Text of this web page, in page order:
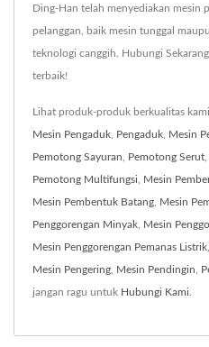
Ding-Han telah menyediakan mesin
pelanggan, baik mesin tunggal
teknologi canggih. Hubungi
terbaik!
Lihat produk-produk berkualitas kami
Mesin Pengaduk Pengaduk Mesin
Pemotong Sayuran Pemotong Serut
Pemotong Multifungsi Mesin
Mesin Pembentuk Batang Mesin
Penggorengan Minyak Mesin
Mesin Penggorengan Pemanas Listrik
Mesin Pengering Mesin Pendingin
jangan ragu untuk Hubungi Kami